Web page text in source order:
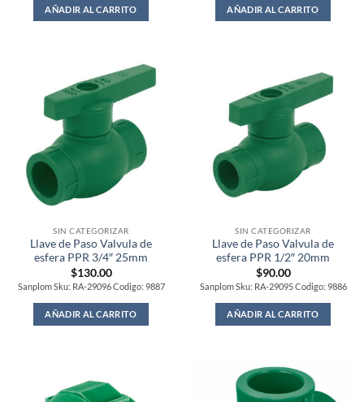
AÑADIR AL CARRITO AÑADIR AL CARRITO
SIN CATEGORIZAR
Llave de Paso Valvula de
esfera PPR 3/4″ 25mm
$130.00
Sanplom Sku: RA-29096 Codigo: 9887
AÑADIR AL CARRITO
SIN CATEGORIZAR
Llave de Paso Valvula de
esfera PPR 1/2″ 20mm
$90.00
Sanplom Sku: RA-29095 Codigo: 9886
AÑADIR AL CARRITO